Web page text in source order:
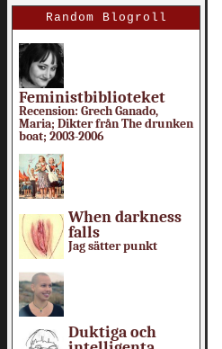
Random Blogroll
Feministbiblioteket
Recension: Grech Ganado,
Maria; Dikter från The drunken
boat; 2003-2006
When darkness
falls
Jag sätter punkt
Duktiga och